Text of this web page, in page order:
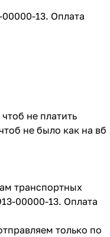
13. Оплата
не платить
не было как на вб
транспортных
00000-13. Оплата
только по